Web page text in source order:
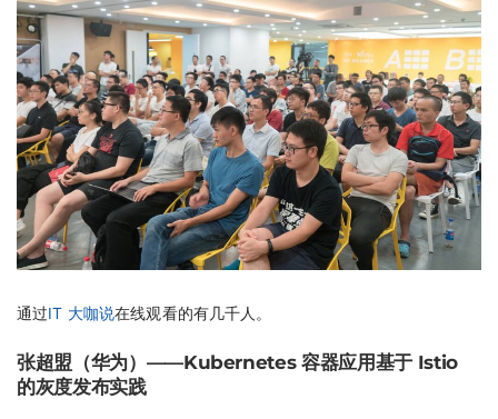
通过IT 大咖说在线观看的有几千人。
张超盟（华为）——Kubernetes 容器应用基于 Istio
的灰度发布实践